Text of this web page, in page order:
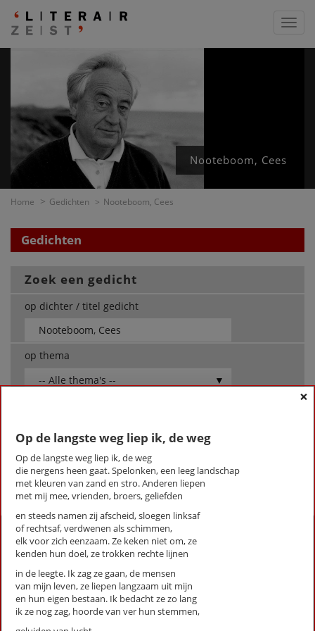
Nooteboom, Cees
Home Gedichten Nooteboom, Cees
Gedichten
Zoek een gedicht
op dichter / titel gedicht
op thema
-- Alle thema's --
Op de langste weg liep ik, de weg
«First‹Previous
1 › Next»Last
×
Op de langste weg liep ik, de weg
Op de langste weg liep ik, de weg
die nergens heen gaat. Spelonken, een leeg landschap
met kleuren van zand en stro. Anderen liepen
met mij mee, vrienden, broers, geliefden
en steeds namen zij afscheid, sloegen linksaf
of rechtsaf, verdwenen als schimmen,
elk voor zich eenzaam. Ze keken niet om, ze
kenden hun doel, ze trokken rechte lijnen
in de leegte. Ik zag ze gaan, de mensen
van mijn leven, ze liepen langzaam uit mijn
en hun eigen bestaan. Ik bedacht ze zo lang
ik ze nog zag, hoorde van ver hun stemmen,
Activiteiten
Lezingen door en over schrijvers
Stadsdichtersduo van Zeist
Boek & Film
Literatuurprijs Zeist
Leesclubs / leesgroepen